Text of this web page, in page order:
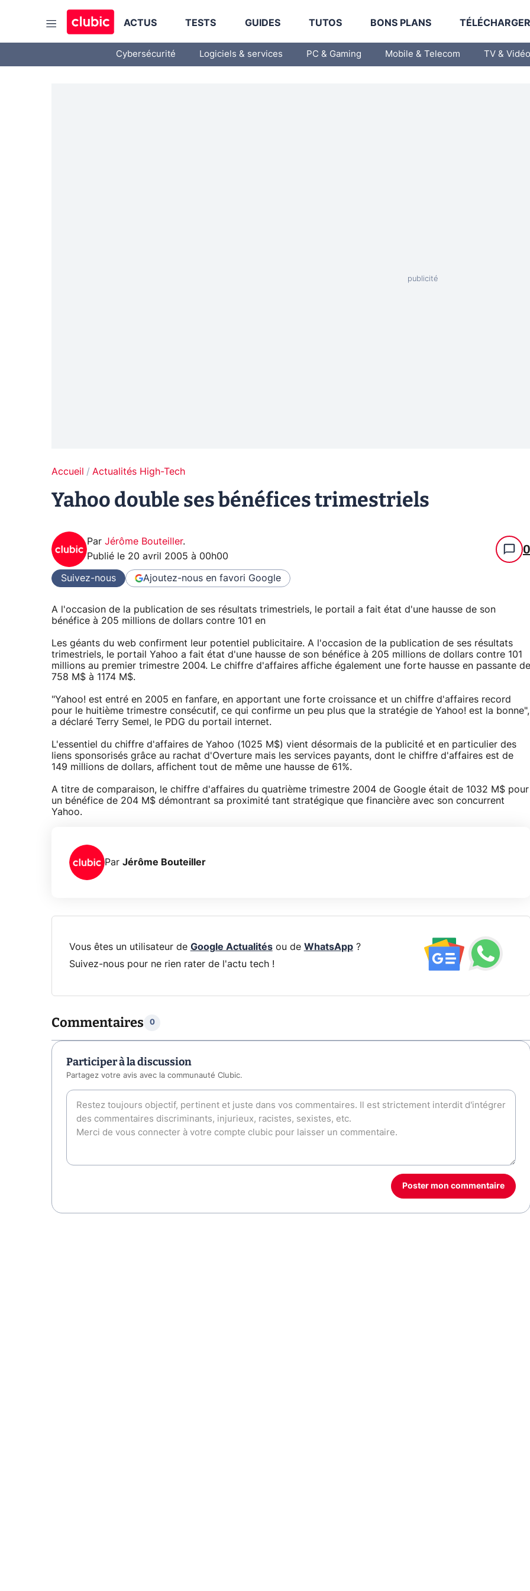
ACTUS TESTS GUIDES TUTOS BONS PLANS
Cybersécurité Logiciels & services PC & Gaming Mobile & Telecom TV & Vidéo
Accueil Actualités High-Tech
Yahoo double ses bénéfices trimestriels
Par Jérôme Bouteiller.
Publié le 20 avril 2005 à 00h00 0
Suivez-nous Ajoutez-nous en favori Google
A l'occasion de la publication de ses résultats trimestriels, le portail a fait état d'une hausse de son
bénéfice à 205 millions de dollars contre 101 en
Les géants du web confirment leur potentiel publicitaire. A l'occasion de la publication de ses résultats
trimestriels, le portail Yahoo a fait état d'une hausse de son bénéfice à 205 millions de dollars contre 101
millions au premier trimestre 2004. Le chiffre d'affaires affiche également une forte hausse en passante de
758 M$ à 1174 M$.
"Yahoo! est entré en 2005 en fanfare, en apportant une forte croissance et un chiffre d'affaires record
pour le huitième trimestre consécutif, ce qui confirme un peu plus que la stratégie de Yahoo! est la bonne",
a déclaré Terry Semel, le PDG du portail internet.
L'essentiel du chiffre d'affaires de Yahoo (1025 M$) vient désormais de la publicité et en particulier des
liens sponsorisés grâce au rachat d'Overture mais les services payants, dont le chiffre d'affaires est de
149 millions de dollars, affichent tout de même une hausse de 61%.
A titre de comparaison, le chiffre d'affaires du quatrième trimestre 2004 de Google était de 1032 M$ pour
un bénéfice de 204 M$ démontrant sa proximité tant stratégique que financière avec son concurrent
Yahoo.
Par Jérôme Bouteiller
Vous êtes un utilisateur de Google Actualitésou de WhatsApp?
Suivez-nous pour ne rien rater de l'actu tech !
Commentaires 0
Participer à la discussion
Partagez votre avis avec la communauté Clubic.
Poster mon commentaire